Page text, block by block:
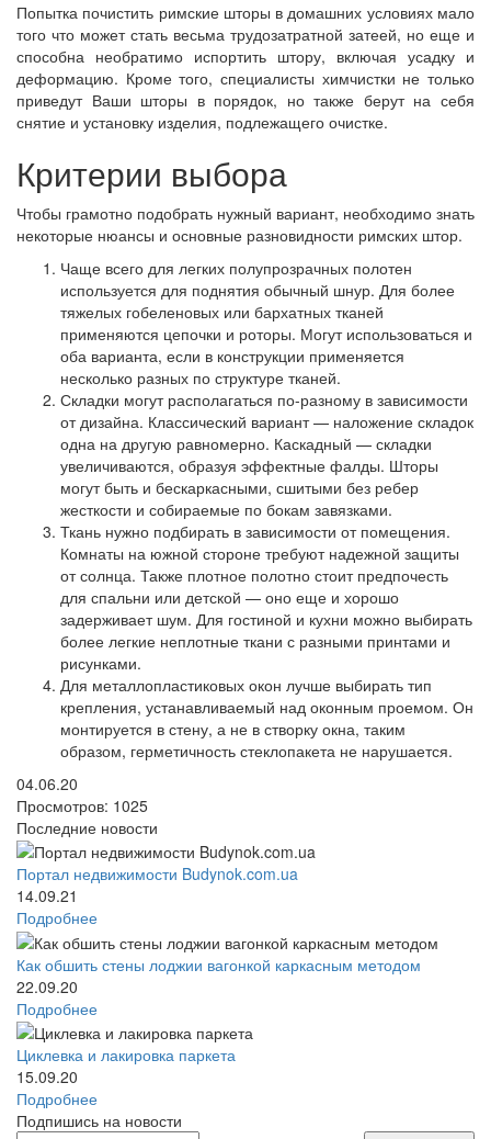
Попытка почистить римские шторы в домашних условиях мало
того что может стать весьма трудозатратной затеей, но еще и
способна необратимо испортить штору, включая усадку и
деформацию. Кроме того, специалисты химчистки не только
приведут Ваши шторы в порядок, но также берут на себя
снятие и установку изделия, подлежащего очистке.
Критерии выбора
Чтобы грамотно подобрать нужный вариант, необходимо знать
некоторые нюансы и основные разновидности римских штор.
Чаще всего для легких полупрозрачных полотен
используется для поднятия обычный шнур. Для более
тяжелых гобеленовых или бархатных тканей
применяются цепочки и роторы. Могут использоваться и
оба варианта, если в конструкции применяется
несколько разных по структуре тканей.
Складки могут располагаться по-разному в зависимости
от дизайна. Классический вариант — наложение складок
одна на другую равномерно. Каскадный — складки
увеличиваются, образуя эффектные фалды. Шторы
могут быть и бескаркасными, сшитыми без ребер
жесткости и собираемые по бокам завязками.
Ткань нужно подбирать в зависимости от помещения.
Комнаты на южной стороне требуют надежной защиты
от солнца. Также плотное полотно стоит предпочесть
для спальни или детской — оно еще и хорошо
задерживает шум. Для гостиной и кухни можно выбирать
более легкие неплотные ткани с разными принтами и
рисунками.
Для металлопластиковых окон лучше выбирать тип
крепления, устанавливаемый над оконным проемом. Он
монтируется в стену, а не в створку окна, таким
образом, герметичность стеклопакета не нарушается.
04.06.20
Просмотров: 1025
Последние новости
Портал недвижимости Budynok.com.ua
14.09.21
Подробнее
Как обшить стены лоджии вагонкой каркасным методом
22.09.20
Подробнее
Циклевка и лакировка паркета
15.09.20
Подробнее
Подпишись на новости